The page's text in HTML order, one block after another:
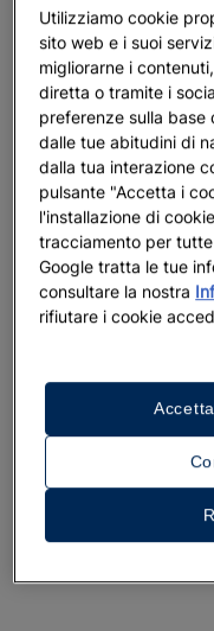
Un tour
Guarda 29 foto e video
Utilizziamo cookie
sito web e i suoi
migliorarne i
diretta o tramite i
preferenze sulla
dalle tue abitudini di
dalla tua interazione
pulsante "Accetta i
l'installazione di
tracciamento per
Google tratta le tue
consultare la nostra
rifiutare i cookie